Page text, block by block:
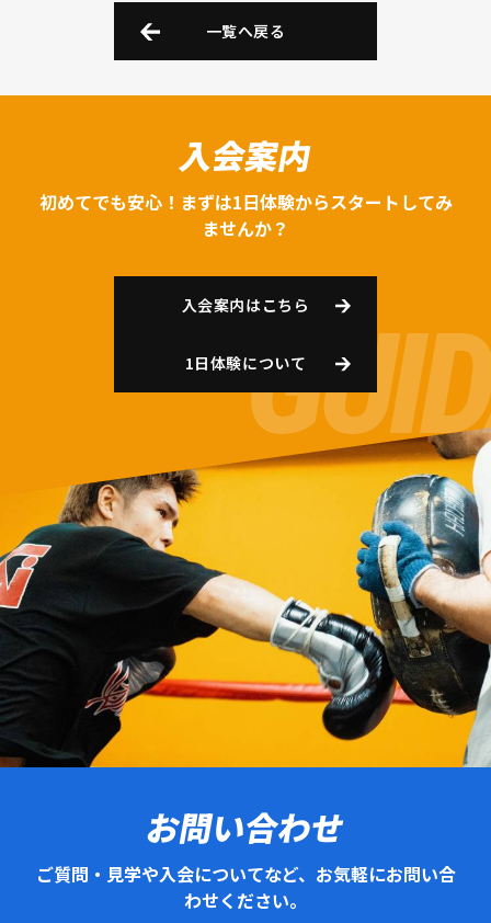
一覧へ戻る
入会案内
初めてでも安心！まずは1日体験からスタートしてみ
ませんか？
入会案内はこちら
1日体験について
お問い合わせ
ご質問・見学や入会についてなど、お気軽にお問い合
わせください。